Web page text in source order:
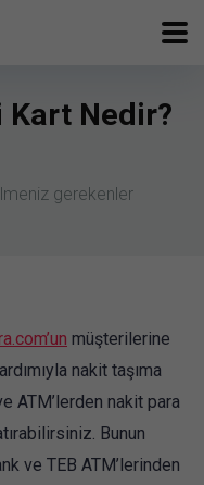
Kart Nedir?
gerekenler
müşterilerine
nakit taşıma
ATM’lerden nakit para
Bunun
ve TEB ATM’lerinden